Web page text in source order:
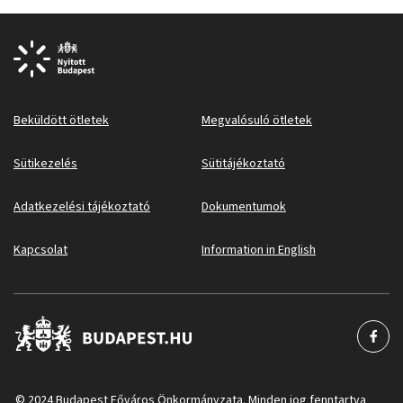
Beküldött ötletek Megvalósuló ötletek
Sütikezelés Sütitájékoztató
Adatkezelési tájékoztató Dokumentumok
Kapcsolat Information in English